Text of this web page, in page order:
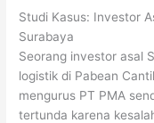
Studi Kasus: Investor
Surabaya
Seorang investor asal
logistik di Pabean
mengurus PT PMA
tertunda karena